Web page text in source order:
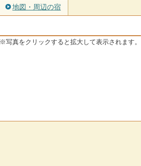
地図・周辺の宿
※写真をクリックすると拡大して表示されます。